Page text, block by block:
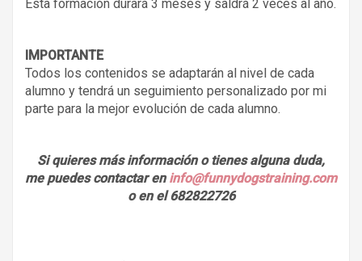
Esta formación durará 3 meses y saldrá 2 veces al año.
IMPORTANTE
Todos los contenidos se adaptarán al nivel de cada
alumno y tendrá un seguimiento personalizado por mi
parte para la mejor evolución de cada alumno.
Si quieres más información o tienes alguna duda,
me puedes contactar en info@funnydogstraining.com
o en el 682822726